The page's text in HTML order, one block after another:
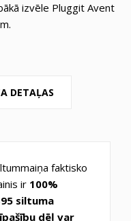
izvēle Pluggit Avent
DETAĻAS
faktisko
ir 100%
siltuma
dēļ var